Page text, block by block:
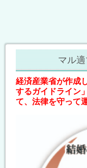
マル
経済産業省が作成
するガイドライン
て、法律を守って